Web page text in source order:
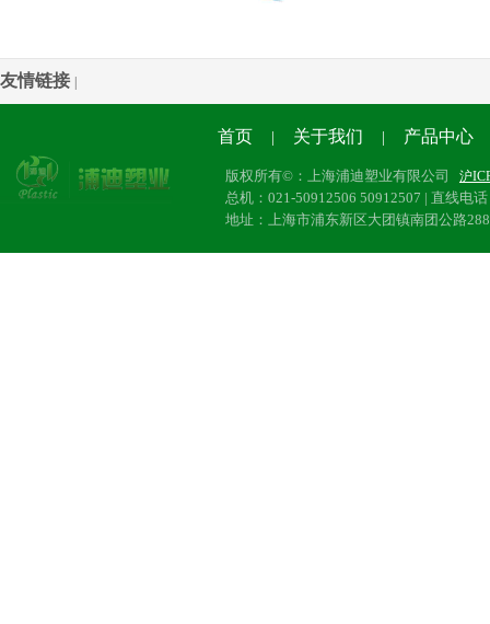
友情链接
首页 关于我们 产品中心
版权所有©：上海浦迪塑业有限公司 沪
总机：021-50912506 50912507 | 直线电
地址：上海市浦东新区大团镇南团公路